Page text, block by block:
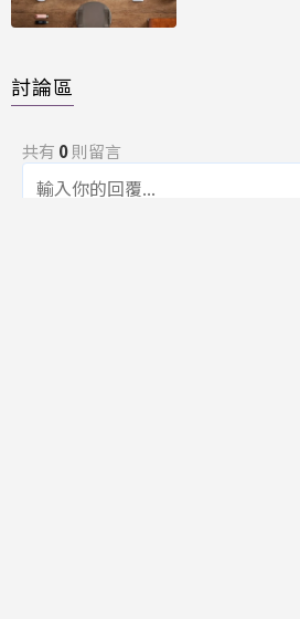
討論區
共有 0則留言